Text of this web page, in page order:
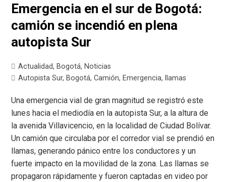
Emergencia en el sur de Bogotá:
camión se incendió en plena
autopista Sur
Actualidad, Bogotá, Noticias
Autopista Sur, Bogotá,Camión, Emergencia, llamas
Una emergencia vial de gran magnitud se registró este
lunes hacia el mediodía en la autopista Sur, a la altura de
la avenida Villavicencio, en la localidad de Ciudad Bolívar.
Un camión que circulaba por el corredor vial se prendió en
llamas, generando pánico entre los conductores y un
fuerte impacto en la movilidad de la zona. Las llamas se
propagaron rápidamente y fueron captadas en video por